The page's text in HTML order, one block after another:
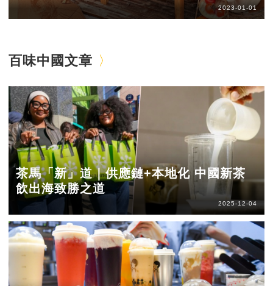
2023-01-01
百味中國文章
茶馬「新」道｜供應鏈+本地化 中國新茶
飲出海致勝之道
2025-12-04